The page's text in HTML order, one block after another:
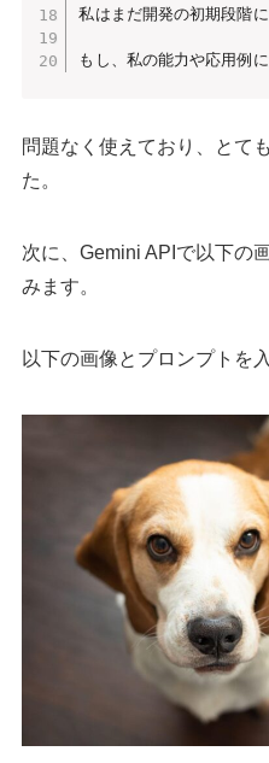
私はまだ開発の初期段階
もし、私の能力や応用例
問題なく使えており、とて
た。
次に、Gemini APIで以下の
みます。
以下の画像とプロンプトを